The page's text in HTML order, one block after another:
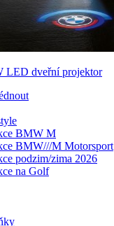
LED dveřní projektor
BMW M
BMW///M Motorsport
podzim/zima 2026
na Golf